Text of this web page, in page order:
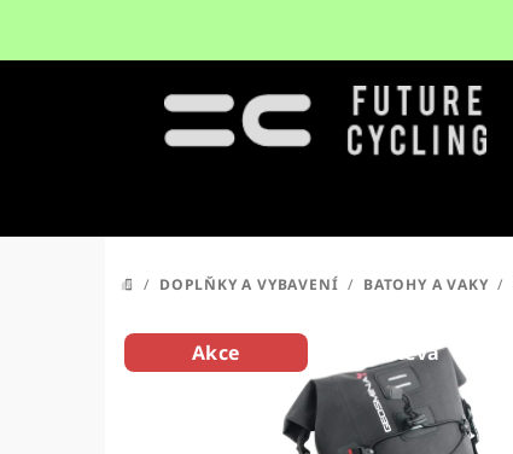
DOMŮ
/ DOPLŇKY A VYBAVENÍ / BATOHY A VAKY /
Akce Sleva